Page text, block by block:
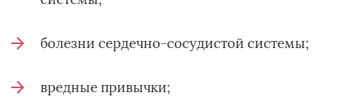
болезни сердечно-сосудистой системы;
вредные привычки;